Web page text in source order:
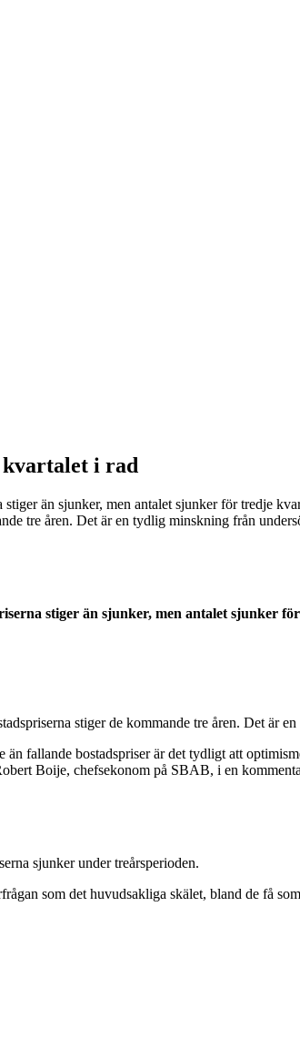
i rad
stiger än sjunker, men antalet sjunker för tredje
tre åren. Det är en tydlig minskning från
stiger än sjunker, men antalet sjunker
stiger de kommande tre åren. Det är
fallande bostadspriser är det tydligt att
Boije, chefsekonom på SBAB, i en
sjunker under treårsperioden.
som det huvudsakliga skälet, bland de få